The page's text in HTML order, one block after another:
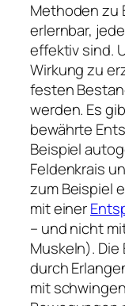
Methoden zu
erlernbar,
effektiv sind.
Wirkung zu
festen
werden. Es
bewährte
Beispiel
Feldenkrais
zum Beispiel
mit einer
– und nicht
Muskeln).
durch
mit